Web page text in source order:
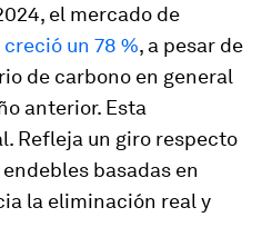
el mercado de
creció un 78 %, a pesar de
de carbono en general
anterior. Esta
Refleja un giro respecto
basadas en
la eliminación real y